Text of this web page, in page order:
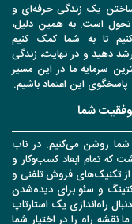
ساختن یک زندگی حرفه‌ای و
است. به همین دلیل،
تا به شما کمک کنیم
رشد دهید و در نهایت، زندگی
سرمایه ما در این مسیر
این اعتماد باشیم.
شما
شما روشن می‌کنیم. در ناب
که تمام ابعاد کسب‌وکار و
تکنیک‌های فروش تلفنی و
و سئو برای دیده‌شدن
راه‌اندازی یک استارتاپ
نقشه راه را در اختیار شما